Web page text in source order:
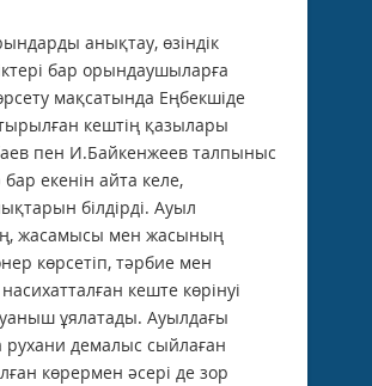
анық­тау, өзін­дік
бар орын­даушыларға
мақ­сатында Еңбекшіде
кештің қазылары
пен И.Байкенжеев талпыныс
екенін айта келе,
білдірді. Ауыл
жасамысы мен жасының
көрсетіп, тәрбие мен
кеште көрінуі
ұяла­тады. Ауылдағы
рухани демалыс сыйлаған
кө­рер­мен әсері де зор